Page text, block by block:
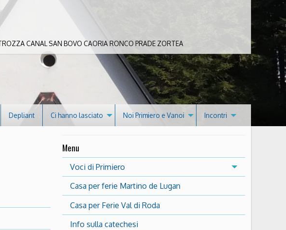
CANAL SAN BOVO CAORIA RONCO PRADE ZORTEA
Depliant Ci hanno lasciato Noi Primiero e Vanoi Incontri
Menu
Voci di Primiero
Casa per ferie Martino de Lugan
Casa per Ferie Val di Roda
Info sulla catechesi